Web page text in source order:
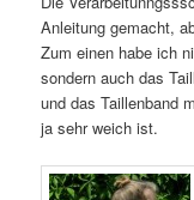
Anleitung gemacht,
Zum einen habe ich
sondern auch das
und das Taillenband
ja sehr weich ist.